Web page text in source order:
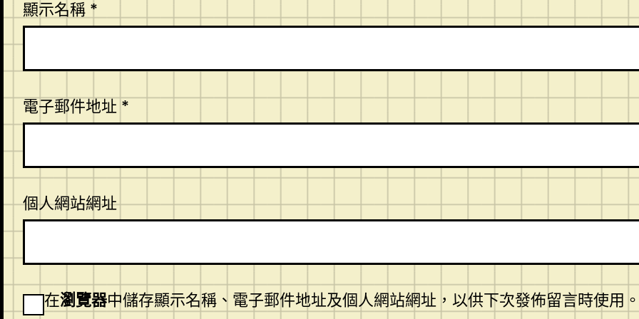
顯示名稱 *
電子郵件地址 *
個人網站網址
在瀏覽器中儲存顯示名稱、電子郵件地址及個人網站網址，以供下次發佈留言時使用